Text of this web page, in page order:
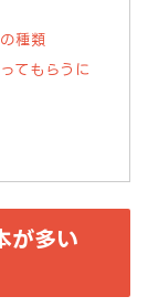
種類
てもらうに
が多い